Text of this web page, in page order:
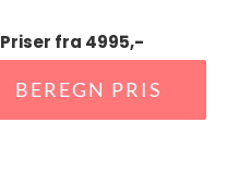
Priser fra 4995,-
BEREGN PRIS